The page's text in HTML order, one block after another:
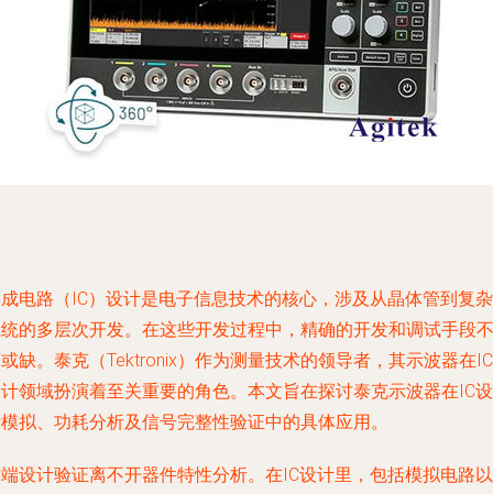
电路（IC）设计是电子信息技术的核心，涉及从晶体管到复杂
的多层次开发。在这些开发过程中，精确的开发和调试手段不
缺。泰克（Tektronix）作为测量技术的领导者，其示波器在IC
领域扮演着至关重要的角色。本文旨在探讨泰克示波器在IC设
拟、功耗分析及信号完整性验证中的具体应用。
设计验证离不开器件特性分析。在IC设计里，包括模拟电路以